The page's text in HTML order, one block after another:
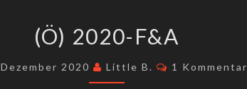
2020-
F&A
(Ö) 2020-F&A
2020 Little B. Kommentare
1 Kommentar